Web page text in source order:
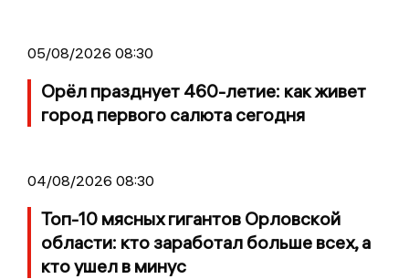
05/08/2026 08:30
Орёл празднует 460-летие: как живет
город первого салюта сегодня
04/08/2026 08:30
Топ-10 мясных гигантов Орловской
области: кто заработал больше всех, а
кто ушел в минус